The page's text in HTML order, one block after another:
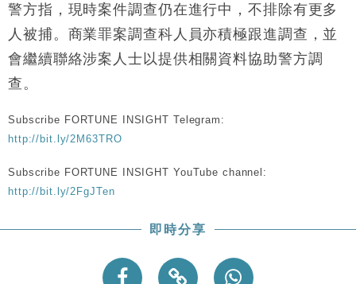
16:05
財經｜日經失守6.5萬點後回穩 全周仍升近2%
15:47
財經｜恒隆10月換帥 玩具「反」斗城亞洲CEO蔡德
13:44
財經｜內地7月美元計價出口增近24%勝預期 貿易順
12:44
財經｜日本春季三度入市撐日圓 4月單日斥6.28萬億
日圓干預創新高
張
財經｜SA售股自救後再出手 斥4億美元押注未上市公
警方指，現時案件調查仍在進行中，不排除有更多
人被捕。商業罪案調查科人員亦積極跟進調查，並
會繼續聯絡涉案人士以提供相關資料協助警方調
查。
Subscribe FORTUNE INSIGHT Telegram:
http://bit.ly/2M63TRO
Subscribe FORTUNE INSIGHT YouTube channel:
http://bit.ly/2FgJTen
即時分享